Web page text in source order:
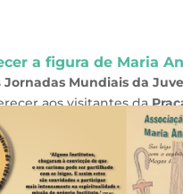
a figura de Maria
Jornadas Mundiais da
aos visitantes da
, mais concretamente
do Stand da
Missionárias da Mãe do
de conhecerem o